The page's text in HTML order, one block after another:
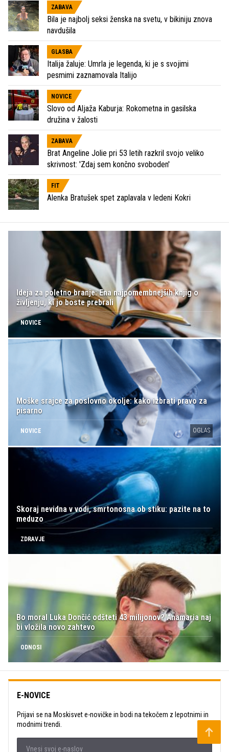
ZABAVA
Bila je najbolj seksi ženska na svetu, v bikiniju znova
navdušila
GLASBA
Italija žaluje: Umrla je legenda, ki je s svojimi
pesmimi zaznamovala Italijo
NOVICE
Slovo od Aljaža Kaburja: Rokometna in gasilska
družina v žalosti
ZABAVA
Brat Angeline Jolie pri 53 letih razkril svojo veliko
skrivnost: 'Zdaj sem končno svoboden'
FIT
Alenka Bratušek spet zaplavala v ledeni Kokri
Ideja za poletno branje: Ena najpomembnejših knjig o
življenju, ki jo boste prebrali
NOVICE
Moške srajce za poslovno okolje: kako izbrati pravo za
pisarno
NOVICE OGLAS
Skoraj nevidna v vodi, smrtonosna ob stiku: pazite na to
meduzo
ZDRAVJE
Bo moral Luka Dončić odšteti 43 milijonov? Anamaria naj
bi vložila novo zahtevo
ODNOSI
E-NOVICE
Prijavi se na Moskisvet e-novičke in bodi na tekočem z lepotnimi in
modnimi trendi.